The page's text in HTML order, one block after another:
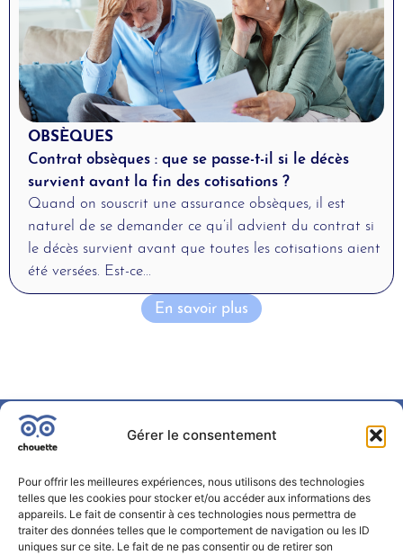
Gérer le consentement
Pour offrir les meilleures expériences, nous utilisons des technologies
telles que les cookies pour stocker et/ou accéder aux informations des
appareils. Le fait de consentir à ces technologies nous permettra de
traiter des données telles que le comportement de navigation ou les ID
uniques sur ce site. Le fait de ne pas consentir ou de retirer son
OBSÈQUES
Contrat obsèques : que se passe-t-il si le décès
survient avant la fin des cotisations ?
Quand on souscrit une assurance obsèques, il est
naturel de se demander ce qu’il advient du contrat si
le décès survient avant que toutes les cotisations aient
été versées. Est-ce...
En savoir plus